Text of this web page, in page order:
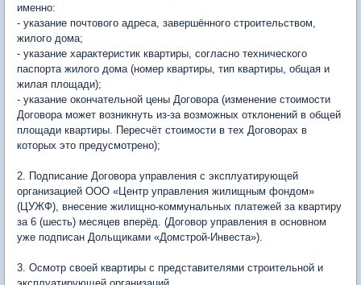
именно:
- указание почтового адреса, завершённого строительством,
жилого дома;
- указание характеристик квартиры, согласно технического
паспорта жилого дома (номер квартиры, тип квартиры, общая и
жилая площади);
- указание окончательной цены Договора (изменение стоимости
Договора может возникнуть из-за возможных отклонений в общей
площади квартиры. Пересчёт стоимости в тех Договорах в
которых это предусмотрено);
2. Подписание Договора управления с эксплуатирующей
организацией ООО «Центр управления жилищным фондом»
(ЦУЖФ), внесение жилищно-коммунальных платежей за квартиру
за 6 (шесть) месяцев вперёд. (Договор управления в основном
уже подписан Дольщиками «Домстрой-Инвеста»).
3. Осмотр своей квартиры с представителями строительной и